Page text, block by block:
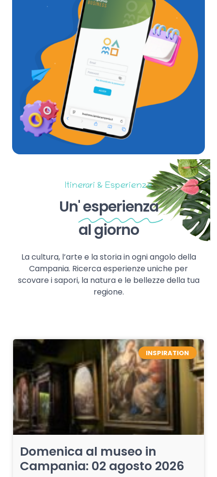
Itinerari & Esperienze
Un'esperienza
al giorno
La cultura, l’arte e la storia in ogni angolo della
Campania. Ricerca esperienze uniche per
scovare i sapori, la natura e le bellezze della tua
regione.
INSPIRATION
Domenica al museo in
Campania: 02 agosto 2026